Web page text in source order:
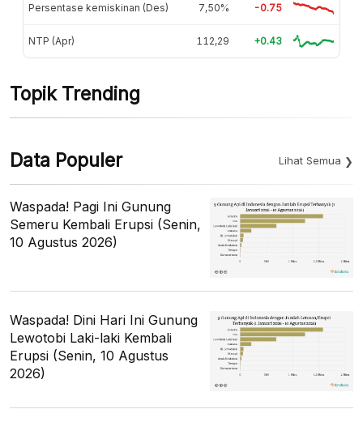
Persentase kemiskinan (Des) 7,50% -0.75
NTP (Apr) 112,29 +0.43
Topik Trending
Data Populer Lihat Semua
Waspada! Pagi Ini Gunung
Semeru Kembali Erupsi (Senin,
10 Agustus 2026)
Waspada! Dini Hari Ini Gunung
Lewotobi Laki-laki Kembali
Erupsi (Senin, 10 Agustus
2026)